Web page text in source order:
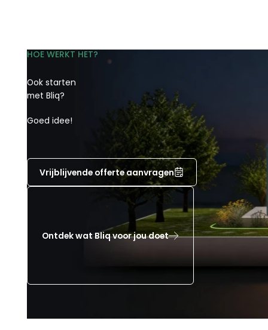
HOE WERKT HET?
Ook starten
met Bliq?
Goed idee!
Vrijblijvende offerte aanvragen
Ontdek wat Bliq voor jou doet